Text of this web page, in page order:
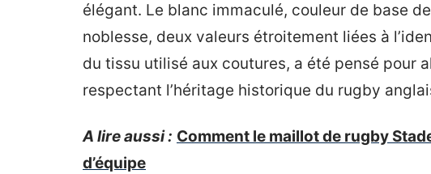
élégant. Le blanc immaculé, couleur de base
noblesse, deux valeurs étroitement liées à
du tissu utilisé aux coutures, a été pensé pour
respectant l’héritage historique du rugby
A lire aussi : Comment le maillot de rugby
d’équipe